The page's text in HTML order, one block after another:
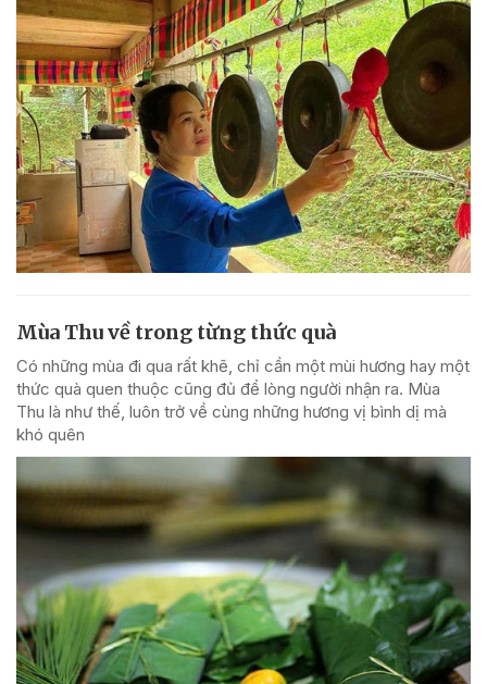
Mùa Thu về trong từng thức quà
Có những mùa đi qua rất khẽ, chỉ cần một mùi hương hay một
thức quà quen thuộc cũng đủ để lòng người nhận ra. Mùa
Thu là như thế, luôn trở về cùng những hương vị bình dị mà
khó quên